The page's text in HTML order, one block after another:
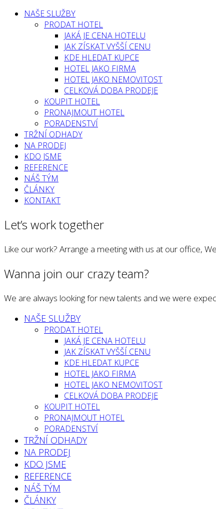
NAŠE SLUŽBY
PRODAT HOTEL
JAKÁ JE CENA HOTELU
JAK ZÍSKAT VYŠŠÍ CENU
KDE HLEDAT KUPCE
HOTEL JAKO FIRMA
HOTEL JAKO NEMOVITOST
CELKOVÁ DOBA PRODEJE
KOUPIT HOTEL
PRONAJMOUT HOTEL
PORADENSTVÍ
TRŽNÍ ODHADY
NA PRODEJ
KDO JSME
REFERENCE
NÁŠ TÝM
ČLÁNKY
KONTAKT
Let’s work together
Like our work? Arrange a meeting with us at our office,
Wanna join our crazy team?
We are always looking for new talents and we were
NAŠE SLUŽBY
PRODAT HOTEL
JAKÁ JE CENA HOTELU
JAK ZÍSKAT VYŠŠÍ CENU
KDE HLEDAT KUPCE
HOTEL JAKO FIRMA
HOTEL JAKO NEMOVITOST
CELKOVÁ DOBA PRODEJE
KOUPIT HOTEL
PRONAJMOUT HOTEL
PORADENSTVÍ
TRŽNÍ ODHADY
NA PRODEJ
KDO JSME
REFERENCE
NÁŠ TÝM
ČLÁNKY